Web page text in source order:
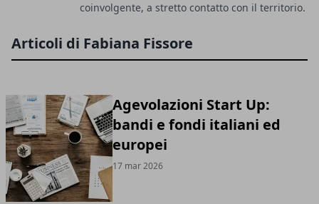
coinvolgente, a stretto contatto con il territorio.
Articoli di Fabiana Fissore
Agevolazioni Start Up:
bandi e fondi italiani ed
europei
17 mar 2026